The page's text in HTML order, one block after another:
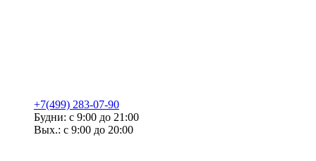
+7(499) 283-07-90
Будни: с 9:00 до 21:00
Вых.: с 9:00 до 20:00